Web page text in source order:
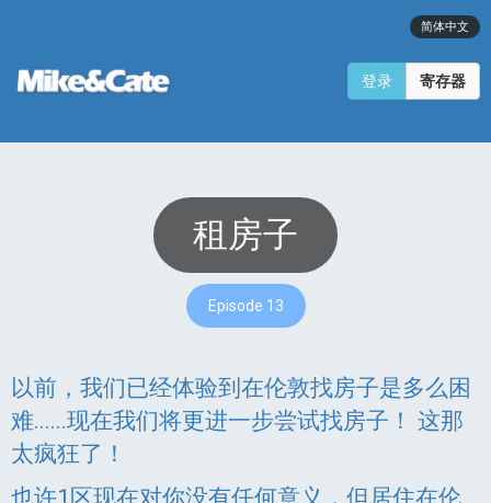
简体中文
登录 寄存器
租房子
Episode 13
以前，我们已经体验到在伦敦找房子是多么困
难......现在我们将更进一步尝试找房子！ 这那
太疯狂了！
也许1区现在对你没有任何意义，但居住在伦